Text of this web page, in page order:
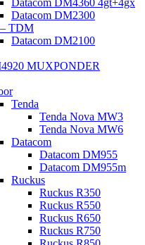
Datacom DM4360 4gt+4gx
Datacom DM2300
TDM
Datacom DM2100
MUXPONDER
Tenda
Tenda Nova MW3
Tenda Nova MW6
Datacom
Datacom DM955
Datacom DM955m
Ruckus
Ruckus R350
Ruckus R550
Ruckus R650
Ruckus R750